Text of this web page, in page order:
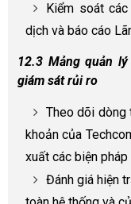
Kiểm soát
dịch và báo cáo
12.3 Mảng quản
giám sát rủi ro
Theo dõi dòng
khoản của
xuất các biện
Đánh giá hiện